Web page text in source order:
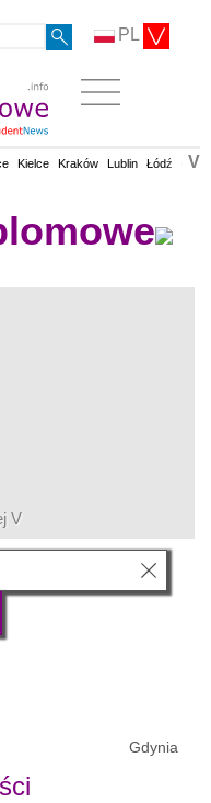
PL
Kielce Kraków Lublin Łódź V
V
Gdynia